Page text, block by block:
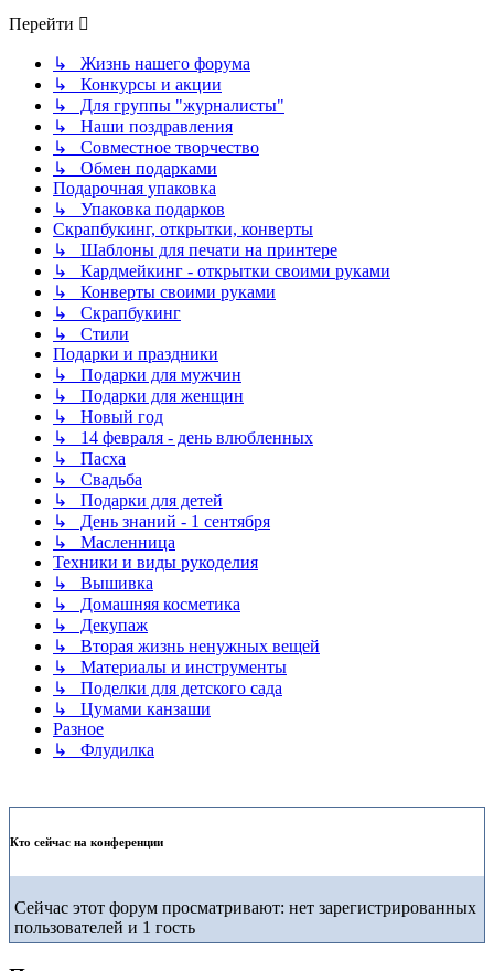
Перейти
↳ Жизнь нашего форума
↳ Конкурсы и акции
↳ Для группы "журналисты"
↳ Наши поздравления
↳ Совместное творчество
↳ Обмен подарками
Подарочная упаковка
↳ Упаковка подарков
Скрапбукинг, открытки, конверты
↳ Шаблоны для печати на принтере
↳ Кардмейкинг - открытки своими руками
↳ Конверты своими руками
↳ Скрапбукинг
↳ Стили
Подарки и праздники
↳ Подарки для мужчин
↳ Подарки для женщин
↳ Новый год
↳ 14 февраля - день влюбленных
↳ Пасха
↳ Свадьба
↳ Подарки для детей
↳ День знаний - 1 сентября
↳ Масленница
Техники и виды рукоделия
↳ Вышивка
↳ Домашняя косметика
↳ Декупаж
↳ Вторая жизнь ненужных вещей
↳ Материалы и инструменты
↳ Поделки для детского сада
↳ Цумами канзаши
Разное
↳ Флудилка
Кто сейчас на конференции
Сейчас этот форум просматривают: нет зарегистрированных
пользователей и 1 гость